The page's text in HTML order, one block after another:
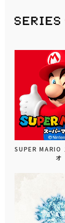
SUPER MARIO
オ